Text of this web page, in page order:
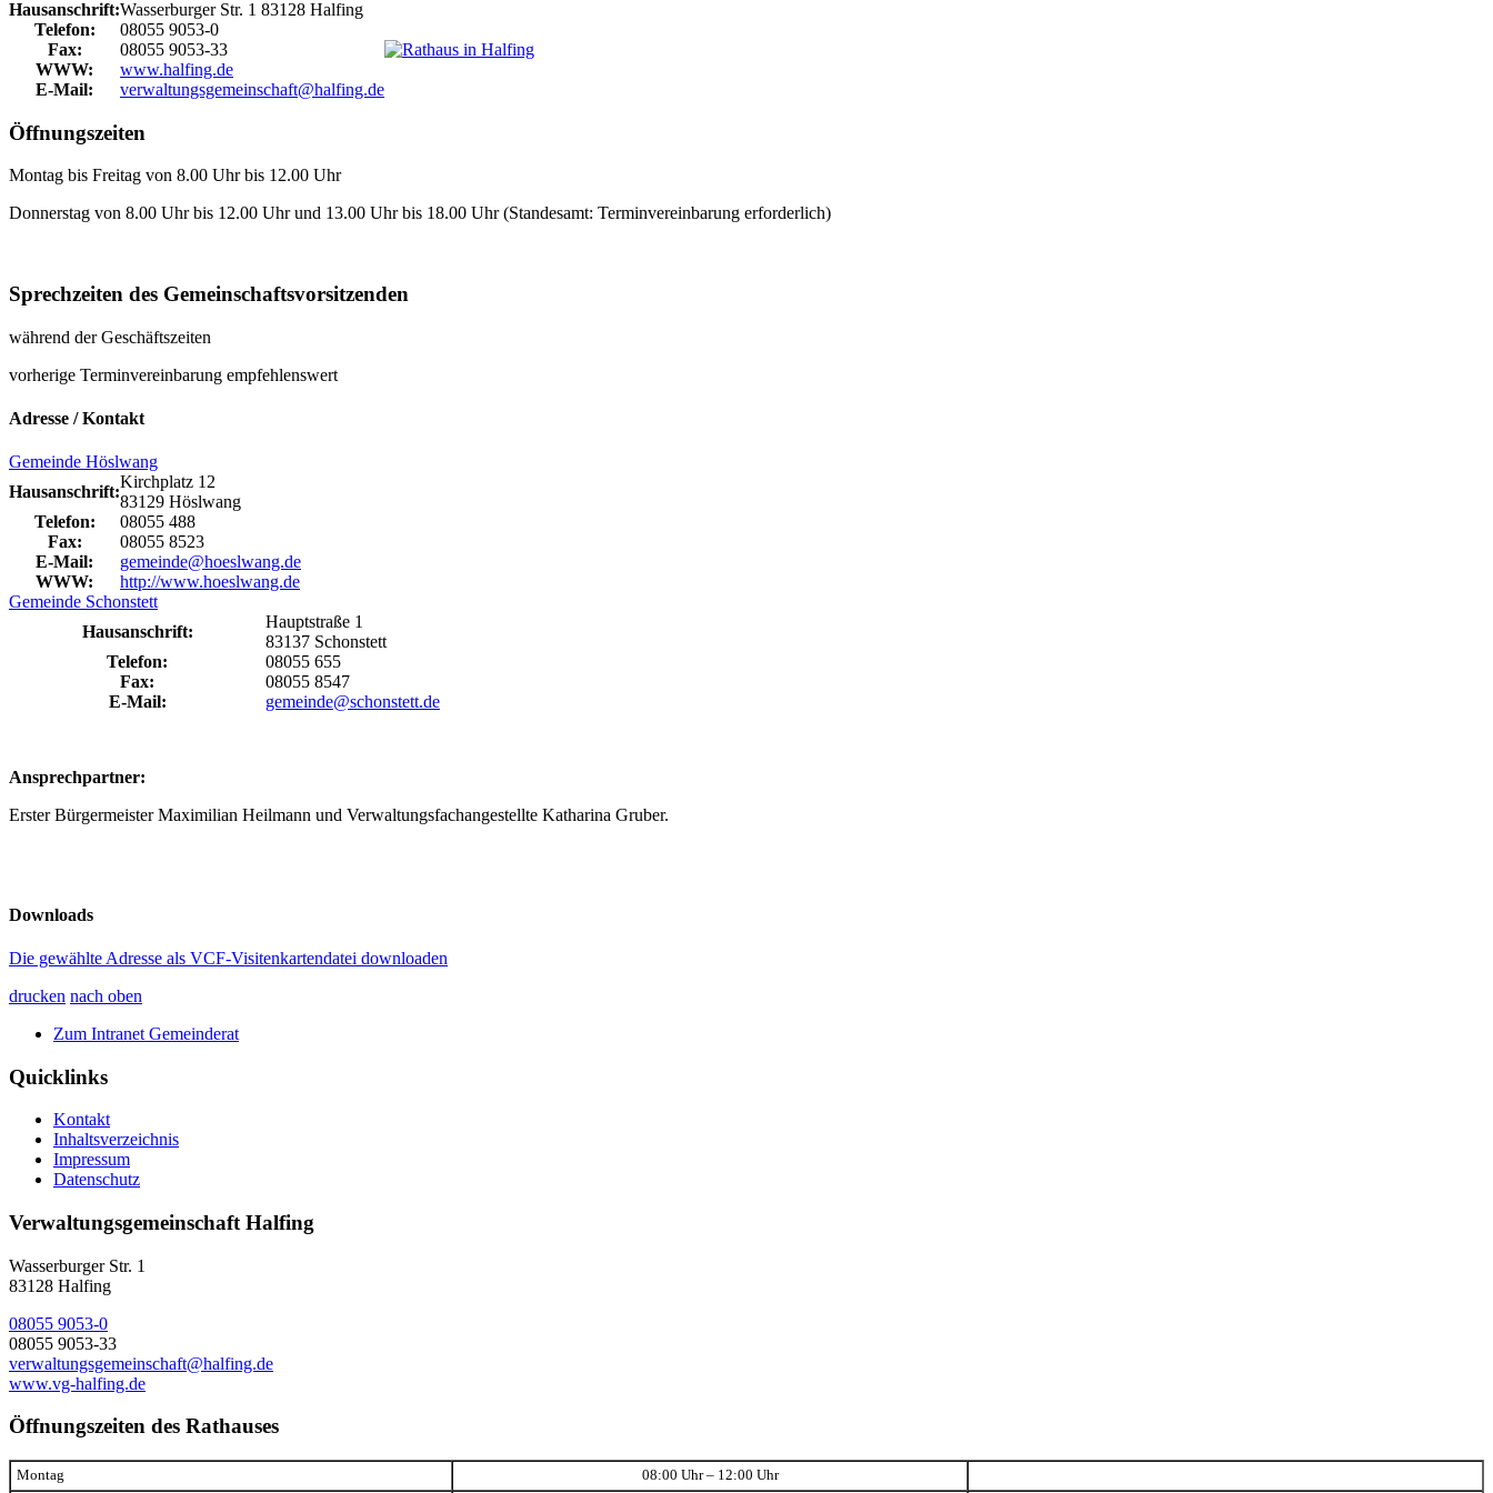
Hausanschrift:Wasserburger Str. 1 83128 Halfing
Telefon:
08055 9053-0
Fax:
08055 9053-33
WWW:
www.halfing.de
E-Mail:
verwaltungsgemeinschaft@halfing.de
Öffnungszeiten
Montag bis Freitag von 8.00 Uhr bis 12.00 Uhr
Donnerstag von 8.00 Uhr bis 12.00 Uhr und 13.00 Uhr bis 18.00 Uhr (Standesamt: Terminvereinbarung erforderlich)
Sprechzeiten des Gemeinschaftsvorsitzenden
während der Geschäftszeiten
vorherige Terminvereinbarung empfehlenswert
Adresse / Kontakt
Gemeinde Höslwang
Hausanschrift:
Kirchplatz 12
83129 Höslwang
Telefon:
08055 488
Fax:
08055 8523
E-Mail:
gemeinde@hoeslwang.de
WWW:
http://www.hoeslwang.de
Gemeinde Schonstett
Hausanschrift:
Hauptstraße 1
83137 Schonstett
Telefon:
08055 655
Fax:
08055 8547
E-Mail:
gemeinde@schonstett.de
Ansprechpartner:
Erster Bürgermeister Maximilian Heilmann und Verwaltungsfachangestellte Katharina Gruber.
Downloads
Die gewählte Adresse als VCF-Visitenkartendatei downloaden
drucken nach oben
Zum Intranet Gemeinderat
Quicklinks
Kontakt
Inhaltsverzeichnis
Impressum
Datenschutz
Verwaltungsgemeinschaft Halfing
Wasserburger Str. 1
83128 Halfing
08055 9053-0
08055 9053-33
verwaltungsgemeinschaft@halfing.de
www.vg-halfing.de
Öffnungszeiten des Rathauses
Montag 08:00 Uhr – 12:00 Uhr